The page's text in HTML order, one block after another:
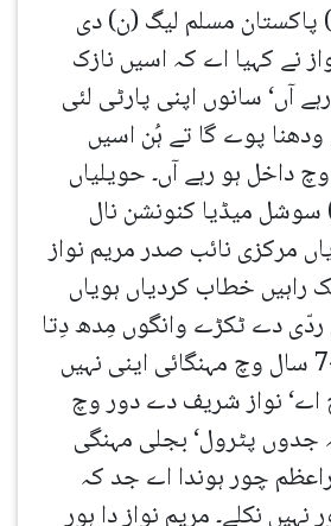
پاکستان مسلم لیگ (ن) دی
نے کہیا اے کہ اسیں نازک
آں‘ سانوں اپنی پارٹی لئی
پوے گا تے ہُن اسیں
داخل ہو رہے آں۔ حویلیاں
میڈیا کنونشن نال
مرکزی نائب صدر مریم نواز
راہیں خطاب کردیاں ہویاں
دے ٹکڑے وانگوں مِدھ دِتا
جاندا اے‘ شاید 74 سال وچ مہنگائی اینی نہیں
نواز شریف دے دور وچ
جدوں پٹرول‘ بجلی مہنگی
چور ہوندا اے جد کہ